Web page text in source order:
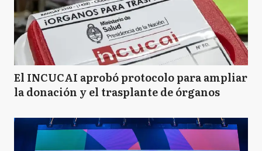
El INCUCAI aprobó protocolo para ampliar
la donación y el trasplante de órganos